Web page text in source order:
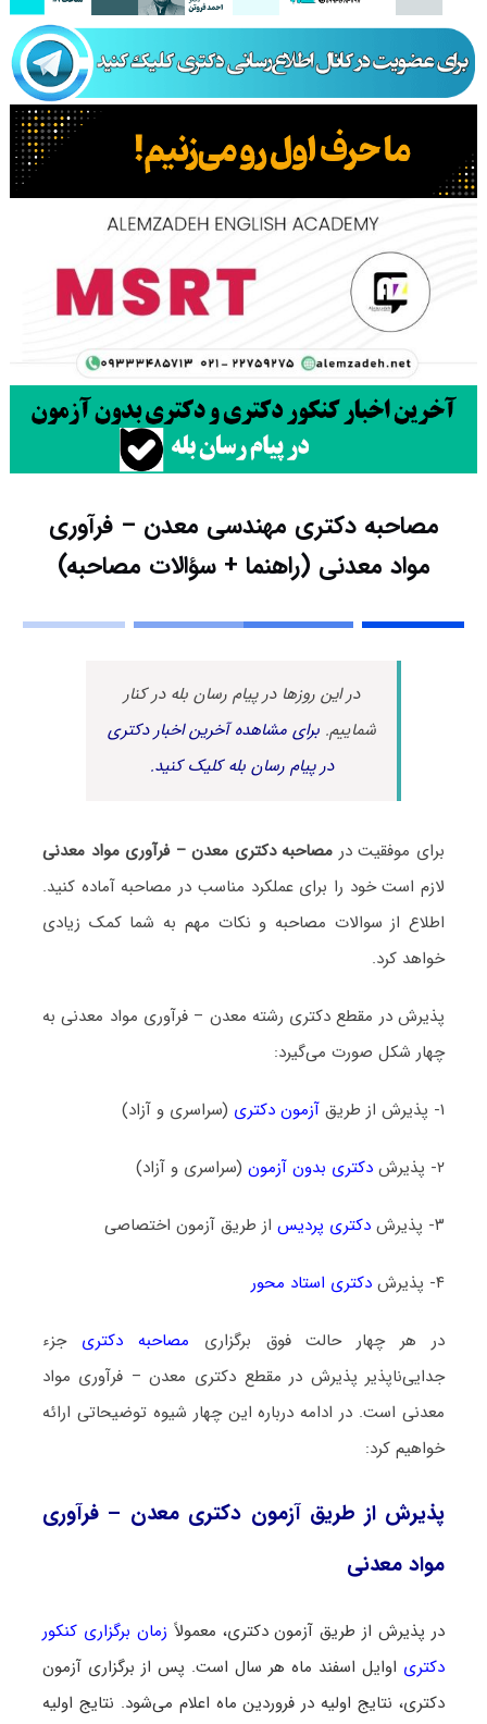
مصاحبه دکتری مهندسی معدن – فرآوری
مواد معدنی (راهنما + سؤالات مصاحبه)
در این روزها در پیام رسان بله در کنار
شماییم.برای مشاهده آخرین اخبار دکتری
در پیام رسان بله کلیک کنید.
برای موفقیت در مصاحبه دکتری معدن – فرآوری مواد معدنی
لازم است خود را برای عملکرد مناسب در مصاحبه آماده کنید.
اطلاع از سوالات مصاحبه و نکات مهم به شما کمک زیادی
خواهد کرد.
پذیرش در مقطع دکتری رشته معدن – فرآوری مواد معدنی به
چهار شکل صورت می‌گیرد:
۱- پذیرش از طریق آزمون دکتری (سراسری و آزاد)
۲- پذیرش دکتری بدون آزمون(سراسری و آزاد)
۳- پذیرش دکتری پردیساز طریق آزمون اختصاصی
۴- پذیرش دکتری استاد محور
در هر چهار حالت فوق برگزاری مصاحبه دکتری جزء
جدایی‌ناپذیر پذیرش در مقطع دکتری معدن – فرآوری مواد
معدنی است. در ادامه درباره این چهار شیوه توضیحاتی ارائه
خواهیم کرد:
پذیرش از طریق آزمون دکتری معدن – فرآوری
مواد معدنی
در پذیرش از طریق آزمون دکتری، معمولاً زمان برگزاری کنکور
دکتری اوایل اسفند ماه هر سال است. پس از برگزاری آزمون
دکتری، نتایج اولیه در فروردین ماه اعلام می‌شود. نتایج اولیه